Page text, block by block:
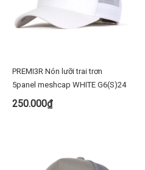
PREMI3R Nón lưỡi trai trơn
5panel meshcap WHITE G6(S)24
250.000₫